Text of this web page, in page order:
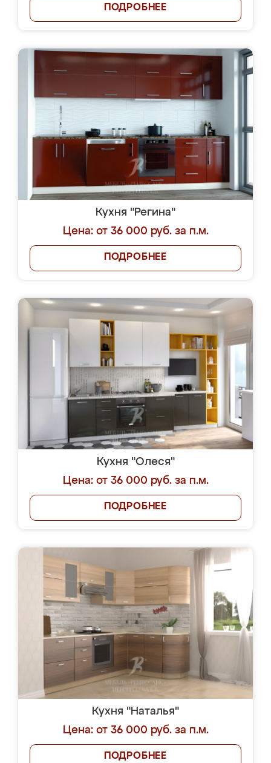
ПОДРОБНЕЕ
Кухня "Регина"
Цена: от 36 000 руб. за п.м.
ПОДРОБНЕЕ
Кухня "Олеся"
Цена: от 36 000 руб. за п.м.
ПОДРОБНЕЕ
Кухня "Наталья"
Цена: от 36 000 руб. за п.м.
ПОДРОБНЕЕ